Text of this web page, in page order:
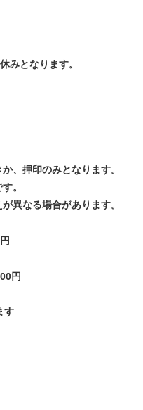
みとなります。
、押印のみとなります。
。
異なる場合があります。
円
す